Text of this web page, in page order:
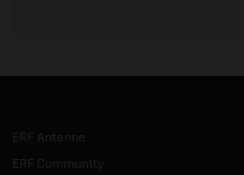
ERF Antenne
ERF Community